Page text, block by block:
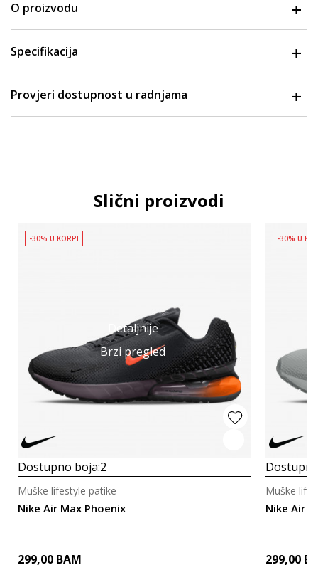
O proizvodu
Specifikacija
Provjeri dostupnost u radnjama
Slični proizvodi
Detaljnije
Brzi pregled
-30% U KORPI
Dostupno boja:2
Nike Air Max Phoenix
Muške lifestyle patike
299,00 BAM
-30% U
Nike Air
Muške
299,00